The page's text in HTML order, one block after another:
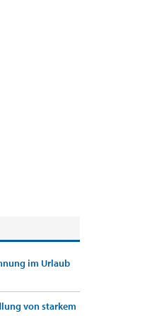
im Urlaub
von starkem